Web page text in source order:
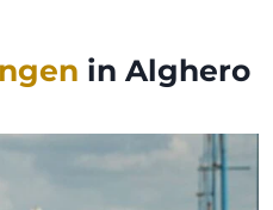
in Alghero